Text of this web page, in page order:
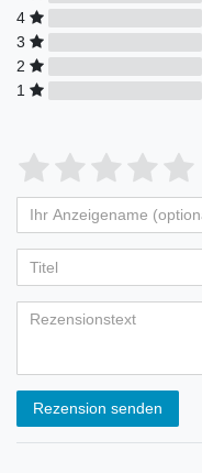
4
3
2
1
Rezension senden